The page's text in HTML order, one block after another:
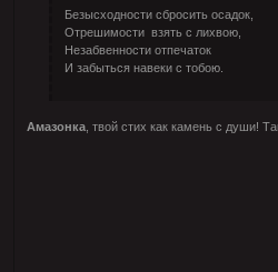
Безысходности сбросить осадок,
Отрешимости взять с лихвою,
Незабвенности отпечаток
И забыться навеки с тобою.
Амазонка , твой стих как камень с души!